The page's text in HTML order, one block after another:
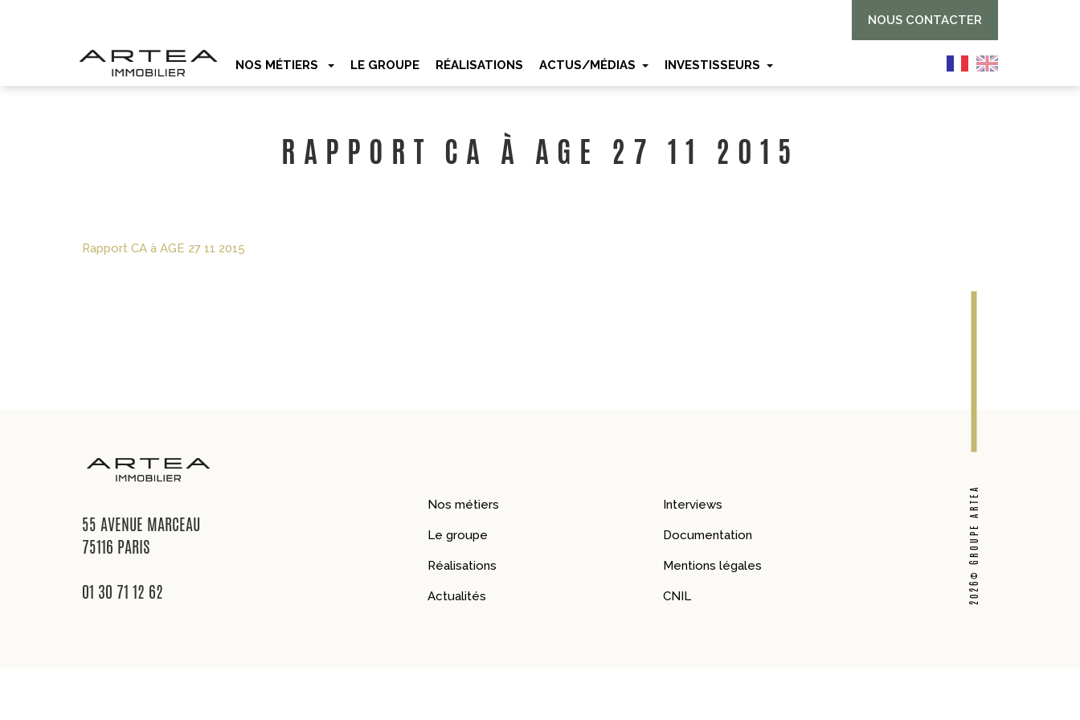
NOUS CONTACTER
NOS MÉTIERS LE GROUPE RÉALISATIONS ACTUS/MÉDIAS INVESTISSEURS
RAPPORT CA À AGE 27 11 2015
Rapport CA à AGE 27 11 2015
55 AVENUE MARCEAU
75116 PARIS
01 30 71 12 62
Nos métiers
Le groupe
Réalisations
Actualités
Interviews
Documentation
Mentions légales
CNIL 2026© GROUPE ARTEA